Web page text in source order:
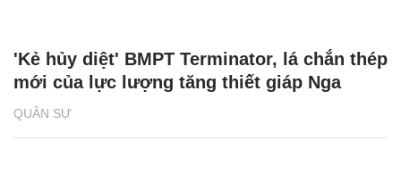
QUÂN SỰ
'Kẻ hủy diệt' BMPT Terminator, lá chắn thép
mới của lực lượng tăng thiết giáp Nga